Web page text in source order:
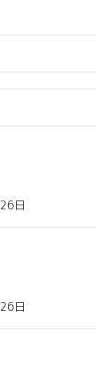
日
日